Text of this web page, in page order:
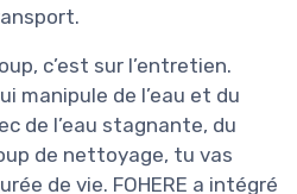
c’est sur l’entretien.
manipule de l’eau et du
de l’eau stagnante, du
de nettoyage, tu vas
de vie. FOHERE a intégré